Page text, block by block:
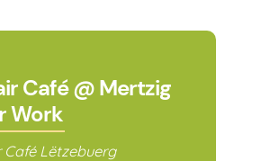
Café @ Mertzig
Work
Café Lëtzebuerg